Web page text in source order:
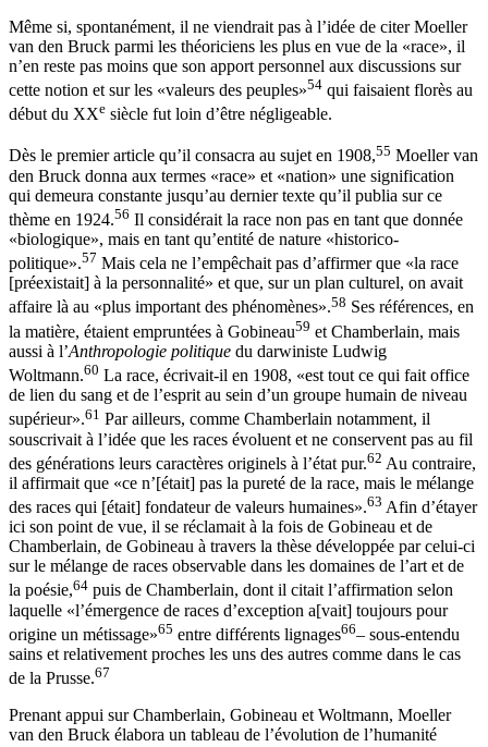
Même si, spontanément, il ne viendrait pas à l’idée de citer Moeller
van den Bruck parmi les théoriciens les plus en vue de la «race», il
n’en reste pas moins que son apport personnel aux discussions sur
cette notion et sur les «valeurs des peuples»54 qui faisaient florès au
début du XXe siècle fut loin d’être négligeable.
Dès le premier article qu’il consacra au sujet en 1908,55 Moeller van
den Bruck donna aux termes «race» et «nation» une signification
qui demeura constante jusqu’au dernier texte qu’il publia sur ce
thème en 1924.56 Il considérait la race non pas en tant que donnée
«biologique», mais en tant qu’entité de nature «historico-
politique».57 Mais cela ne l’empêchait pas d’affirmer que «la race
[préexistait] à la personnalité» et que, sur un plan culturel, on avait
affaire là au «plus important des phénomènes».58 Ses références, en
la matière, étaient empruntées à Gobineau59 et Chamberlain, mais
aussi à l’Anthropologie politique du darwiniste Ludwig
Woltmann.60 La race, écrivait-il en 1908, «est tout ce qui fait office
de lien du sang et de l’esprit au sein d’un groupe humain de niveau
supérieur».61 Par ailleurs, comme Chamberlain notamment, il
souscrivait à l’idée que les races évoluent et ne conservent pas au fil
des générations leurs caractères originels à l’état pur.62 Au contraire,
il affirmait que «ce n’[était] pas la pureté de la race, mais le mélange
des races qui [était] fondateur de valeurs humaines».63 Afin d’étayer
ici son point de vue, il se réclamait à la fois de Gobineau et de
Chamberlain, de Gobineau à travers la thèse développée par celui-ci
sur le mélange de races observable dans les domaines de l’art et de
la poésie,64 puis de Chamberlain, dont il citait l’affirmation selon
laquelle «l’émergence de races d’exception a[vait] toujours pour
origine un métissage»65 entre différents lignages66– sous-entendu
sains et relativement proches les uns des autres comme dans le cas
de la Prusse.67
Prenant appui sur Chamberlain, Gobineau et Woltmann, Moeller
van den Bruck élabora un tableau de l’évolution de l’humanité